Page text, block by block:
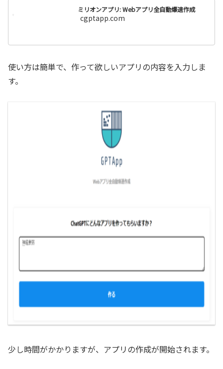
ミリオンアプリ: Webアプリ全自動爆速作成
cgptapp.com
使い方は簡単で、作って欲しいアプリの内容を入力しま
す。
少し時間がかかりますが、アプリの作成が開始されます。